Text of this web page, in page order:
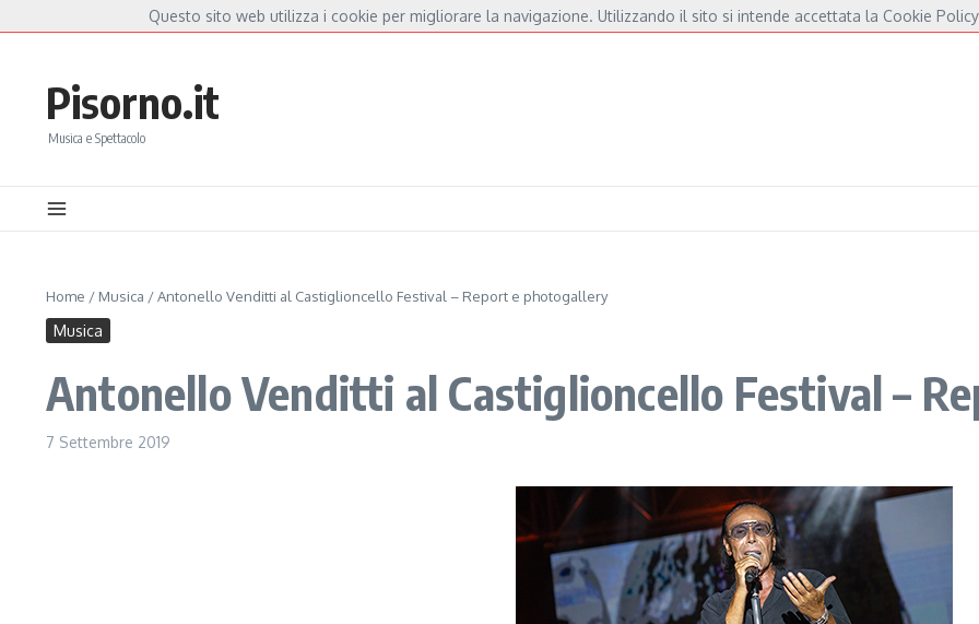
a Capannori nasce “Anime Salve”: la data zero è un atto d’amore per De André e Fossati Fulminacci a Pisa, una serata “indispensabile” in Piazza dei
Pisorno.it
Musica e Spettacolo
Home / Musica /Antonello Venditti al Castiglioncello Festival – Report e photogallery
Musica
Antonello Venditti al Castiglioncello Festival –
7 Settembre 2019
Questo sito web utilizza i cookie per migliorare la navigazione. Utilizzando il sito si intende accettata la Cookie